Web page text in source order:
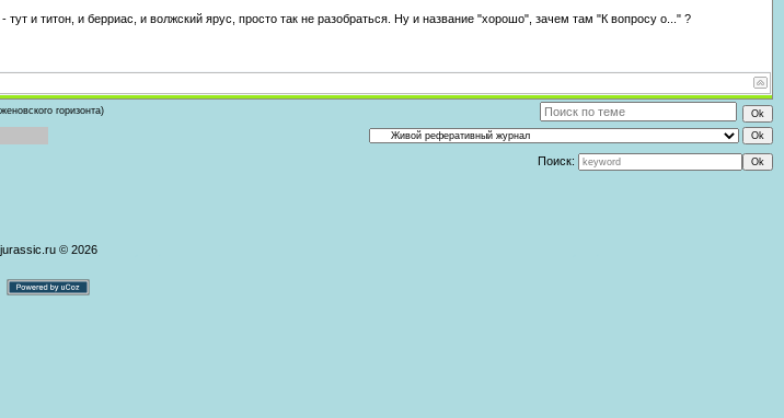
и титон, и берриас, и волжский ярус, просто так не разобраться. Ну и название "хорошо", зачем там "К вопросу о..." ?
горизонта)
Поиск:
jurassic.ru © 2026